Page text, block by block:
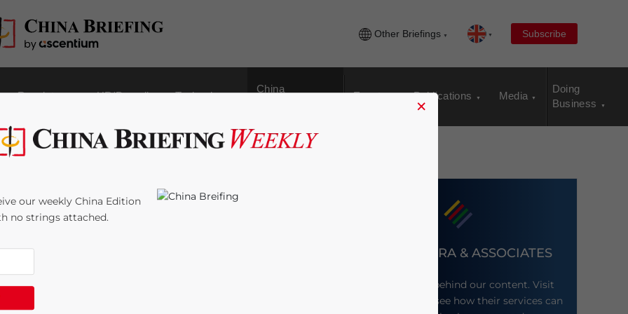
Other Briefings Subscribe
Regulatory HR/Payroll Technology
China
Events Publications Media
Doing
Business
esportazione e
DEZAN SHIRA & ASSOCIATES
Meet the firm behind our content. Visit
their website to see how their services can
×
our weekly China Edition
no strings attached.